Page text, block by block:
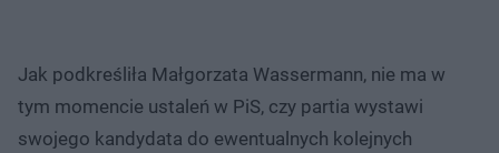
Jak podkreśliła Małgorzata Wassermann, nie ma w
tym momencie ustaleń w PiS, czy partia wystawi
swojego kandydata do ewentualnych kolejnych